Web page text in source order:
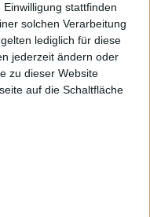
stattfinden
solchen Verarbeitung
lediglich für diese
jederzeit ändern oder
zu dieser Website
auf die Schaltfläche
Spieler bei
ATP Finals an